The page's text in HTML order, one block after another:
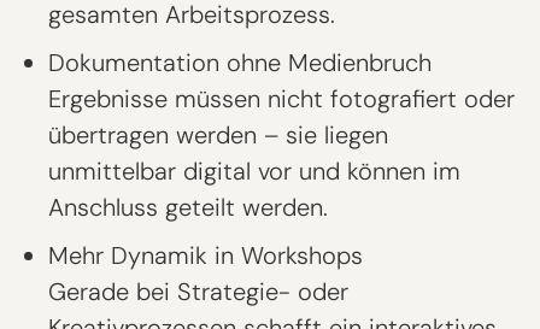
gesamten Arbeitsprozess.
Dokumentation ohne Medienbruch
Ergebnisse müssen nicht fotografiert oder
übertragen werden – sie liegen
unmittelbar digital vor und können im
Anschluss geteilt werden.
Mehr Dynamik in Workshops
Gerade bei Strategie- oder